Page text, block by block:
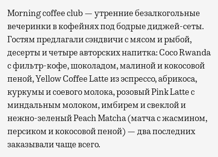
Morning coffee club — утренние безалкогольные
вечеринки в кофейнях под бодрые диджей-сеты.
Гостям предлагали сэндвичи с мясом и рыбой,
десерты и четыре авторских напитка: Coco Rwanda
с фильтр-кофе, шоколадом, малиной и кокосовой
пеной, Yellow Coffee Latte из эспрессо, абрикоса,
куркумы и соевого молока, розовый Pink Latte с
миндальным молоком, имбирем и свеклой и
нежно-зеленый Peach Matcha (матча с жасмином,
персиком и кокосовой пеной) — два последних
заказывали чаще всего.